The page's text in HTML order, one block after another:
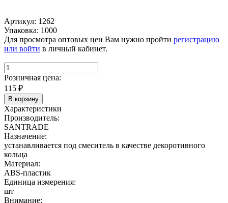
Артикул: 1262
Упаковка: 1000
Для просмотра оптовых цен Вам нужно пройти регистрацию
или войти в личный кабинет.
Розничная цена:
115 ₽
В корзину
Характеристики
Производитель:
SANTRADE
Назначение:
устанавливается под смеситель в качестве декоротивного
кольца
Материал:
ABS-пластик
Единица измерения:
шт
Внимание: